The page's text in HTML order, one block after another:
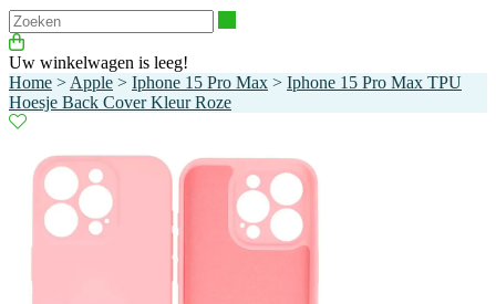
Uw winkelwagen is leeg!
Home > Apple > Iphone 15 Pro Max > Iphone 15 Pro Max TPU
Hoesje Back Cover Kleur Roze